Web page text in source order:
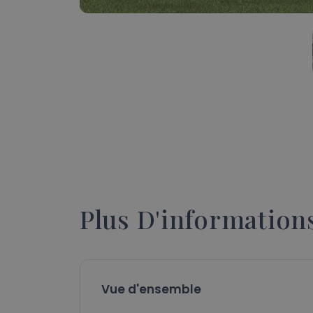
Plus
Vue d'ensemble